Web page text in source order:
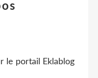
le portail Eklablog